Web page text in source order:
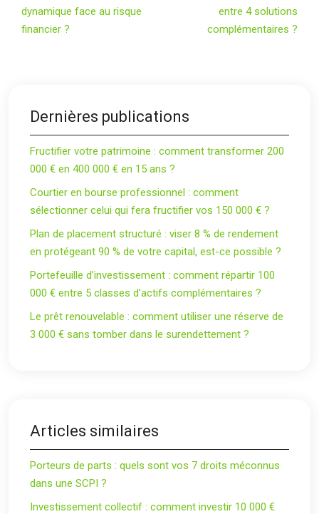
dynamique face au risque
financier ?
entre 4 solutions
complémentaires ?
Dernières publications
Fructifier votre patrimoine : comment transformer 200
000 € en 400 000 € en 15 ans ?
Courtier en bourse professionnel : comment
sélectionner celui qui fera fructifier vos 150 000 € ?
Plan de placement structuré : viser 8 % de rendement
en protégeant 90 % de votre capital, est-ce possible ?
Portefeuille d’investissement : comment répartir 100
000 € entre 5 classes d’actifs complémentaires ?
Le prêt renouvelable : comment utiliser une réserve de
3 000 € sans tomber dans le surendettement ?
Articles similaires
Porteurs de parts : quels sont vos 7 droits méconnus
dans une SCPI ?
Investissement collectif : comment investir 10 000 €